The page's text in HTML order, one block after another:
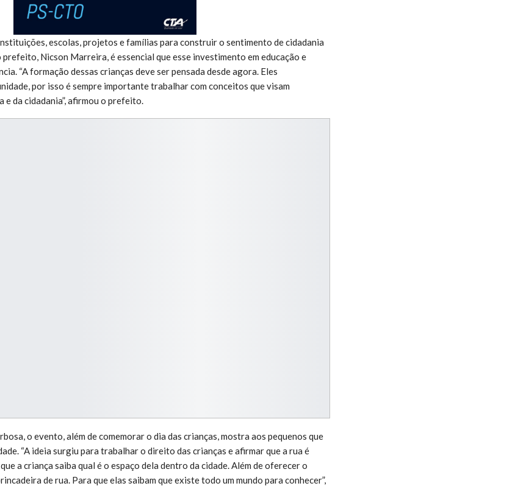
escolas, projetos e famílias para construir o sentimento de cidadania
prefeito, Nicson Marreira, é essencial que esse investimento em educação e
“A formação dessas crianças deve ser pensada desde agora. Eles
por isso é sempre importante trabalhar com conceitos que visam
da cidadania”, afirmou o prefeito.
o evento, além de comemorar o dia das crianças, mostra aos pequenos que
“A ideia surgiu para trabalhar o direito das crianças e afirmar que a rua é
a criança saiba qual é o espaço dela dentro da cidade. Além de oferecer o
de rua. Para que elas saibam que existe todo um mundo para conhecer”,